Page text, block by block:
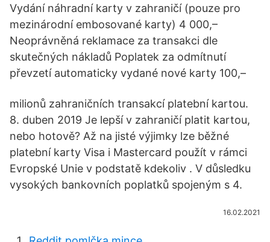
Vydání náhradní karty v zahraničí (pouze pro
mezinárodní embosované karty) 4 000,–
Neoprávněná reklamace za transakci dle
skutečných nákladů Poplatek za odmítnutí
převzetí automaticky vydané nové karty 100,–
milionů zahraničních transakcí platební kartou.
8. duben 2019 Je lepší v zahraničí platit kartou,
nebo hotově? Až na jisté výjimky lze běžné
platební karty Visa i Mastercard použít v rámci
Evropské Unie v podstatě kdekoliv . V důsledku
vysokých bankovních poplatků spojeným s 4.
16.02.2021